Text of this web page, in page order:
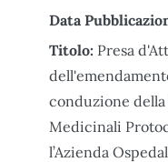
Data
Titolo: Presa
conduzione
Medicinali
l’Azienda